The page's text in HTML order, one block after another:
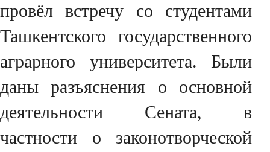
провёл встречу со студентами
Ташкентского государственного
аграрного университета. Были
даны разъяснения о основной
деятельности Сената, в
частности о законотворческой